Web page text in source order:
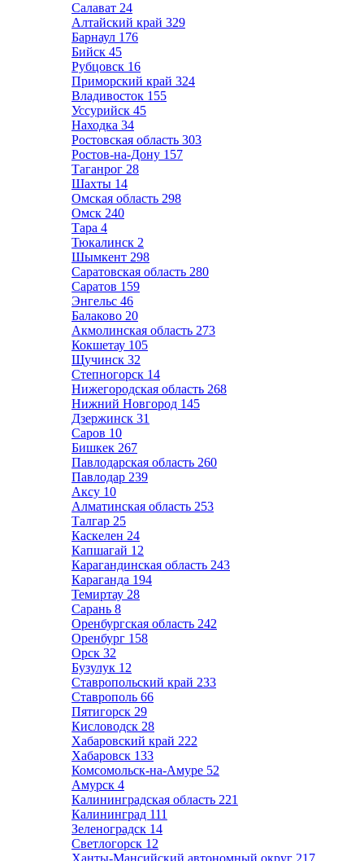
Салават 24
Алтайский край 329
Барнаул 176
Бийск 45
Рубцовск 16
Приморский край 324
Владивосток 155
Уссурийск 45
Находка 34
Ростовская область 303
Ростов-на-Дону 157
Таганрог 28
Шахты 14
Омская область 298
Омск 240
Тара 4
Тюкалинск 2
Шымкент 298
Саратовская область 280
Саратов 159
Энгельс 46
Балаково 20
Акмолинская область 273
Кокшетау 105
Щучинск 32
Степногорск 14
Нижегородская область 268
Нижний Новгород 145
Дзержинск 31
Саров 10
Бишкек 267
Павлодарская область 260
Павлодар 239
Аксу 10
Алматинская область 253
Талгар 25
Каскелен 24
Капшагай 12
Карагандинская область 243
Караганда 194
Темиртау 28
Сарань 8
Оренбургская область 242
Оренбург 158
Орск 32
Бузулук 12
Ставропольский край 233
Ставрополь 66
Пятигорск 29
Кисловодск 28
Хабаровский край 222
Хабаровск 133
Комсомольск-на-Амуре 52
Амурск 4
Калининградская область 221
Калининград 111
Зеленоградск 14
Светлогорск 12
Ханты-Мансийский автономный округ 217